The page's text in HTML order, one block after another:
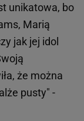
unikatowa, bo
Marią
jak jej idol
że można
pusty" -